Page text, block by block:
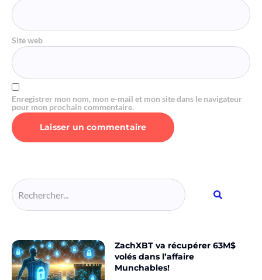
Site web
Enregistrer mon nom, mon e-mail et mon site dans le navigateur
pour mon prochain commentaire.
ZachXBT va récupérer 63M$
volés dans l’affaire
Munchables!